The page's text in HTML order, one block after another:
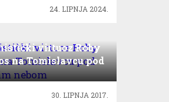
24. LIPNJA 2024.
virtuoz Roby
na Tomislavcu pod
nebom
30. LIPNJA 2017.